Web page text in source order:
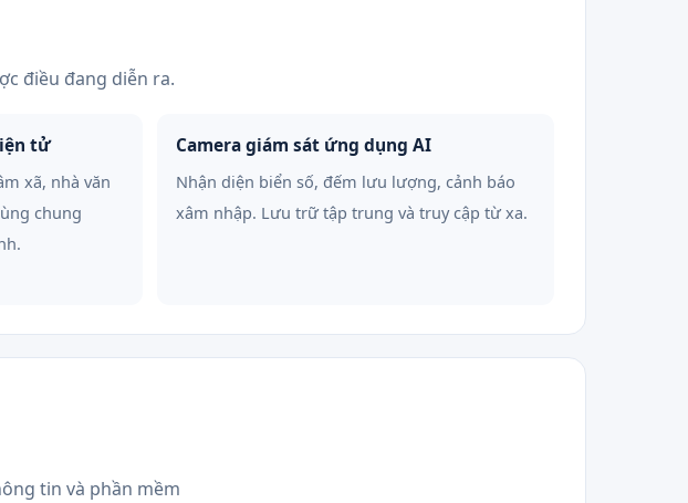
điều đang diễn ra.
tử
xã, nhà văn
chung
Camera giám sát ứng dụng AI
Nhận diện biển số, đếm lưu lượng, cảnh báo
xâm nhập. Lưu trữ tập trung và truy cập từ xa.
tin và phần mềm